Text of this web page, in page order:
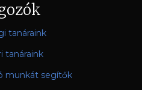
tanáraink
tanáraink
munkát segítők